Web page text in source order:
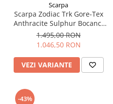
Scarpa
Scarpa Zodiac Trk Gore-Tex
Anthracite Sulphur Bocanci
Drumetie Barbati
1.495,00 RON
1.046,50 RON
VEZI VARIANTE
-43%